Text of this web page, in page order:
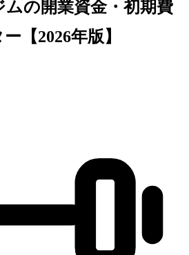
の開業資金・初期費
【2026年版】